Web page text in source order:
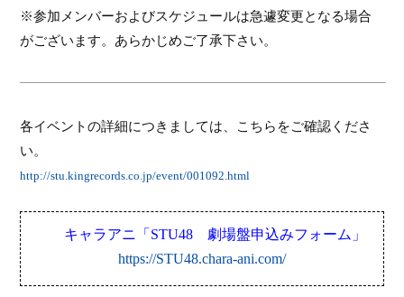
※参加メンバーおよびスケジュールは急遽変更となる場合
がございます。あらかじめご了承下さい。
各イベントの詳細につきましては、こちらをご確認くださ
い。
http://stu.kingrecords.co.jp/event/001092.html
キャラアニ 「 STU48 劇場盤申込みフォーム 」
https://STU48.chara-ani.com/